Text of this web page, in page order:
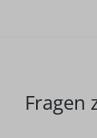
Fragen